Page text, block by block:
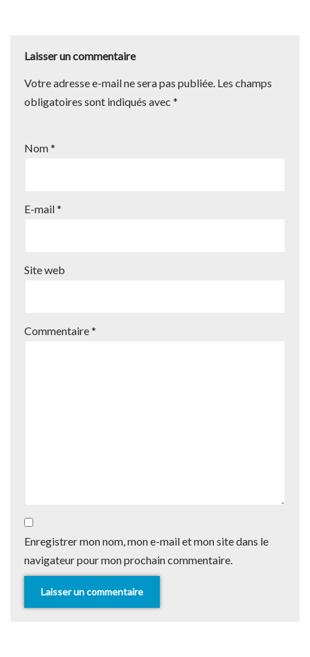
Laisser un commentaire
Votre adresse e-mail ne sera pas publiée. Les champs
obligatoires sont indiqués avec *
Nom*
E-mail*
Site web
Commentaire*
Enregistrer mon nom, mon e-mail et mon site dans le
navigateur pour mon prochain commentaire.